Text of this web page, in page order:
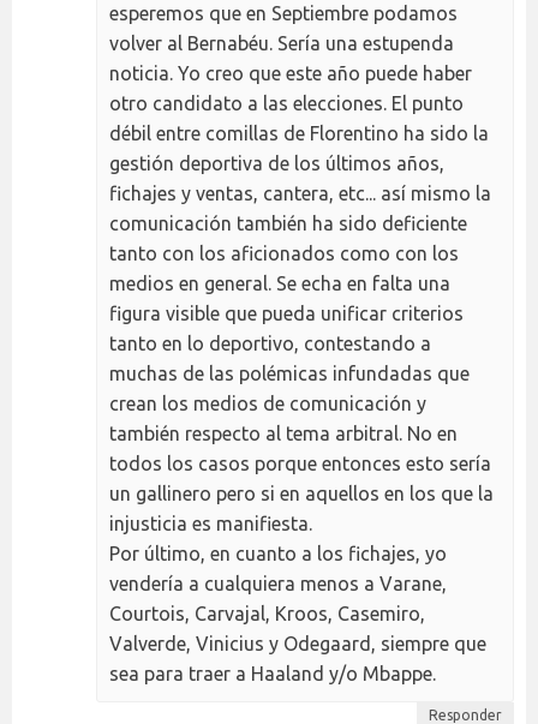
esperemos que en Septiembre podamos
volver al Bernabéu. Sería una estupenda
noticia. Yo creo que este año puede haber
otro candidato a las elecciones. El punto
débil entre comillas de Florentino ha sido la
gestión deportiva de los últimos años,
fichajes y ventas, cantera, etc... así mismo la
comunicación también ha sido deficiente
tanto con los aficionados como con los
medios en general. Se echa en falta una
figura visible que pueda unificar criterios
tanto en lo deportivo, contestando a
muchas de las polémicas infundadas que
crean los medios de comunicación y
también respecto al tema arbitral. No en
todos los casos porque entonces esto sería
un gallinero pero si en aquellos en los que la
injusticia es manifiesta.
Por último, en cuanto a los fichajes, yo
vendería a cualquiera menos a Varane,
Courtois, Carvajal, Kroos, Casemiro,
Valverde, Vinicius y Odegaard, siempre que
sea para traer a Haaland y/o Mbappe.
Responder